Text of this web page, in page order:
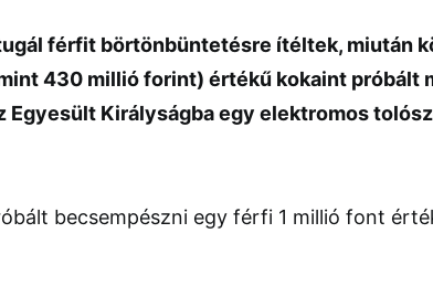
férfit börtönbüntetésre ítéltek, miután
430 millió forint) értékű kokaint próbált
Egyesült Királyságba egy elektromos